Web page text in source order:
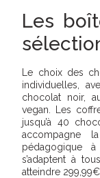
Les
Le choix des
individuelles,
chocolat noir,
vegan. Les
jusqu’à 40
accompagne
pédagogique
s’adaptent à
atteindre